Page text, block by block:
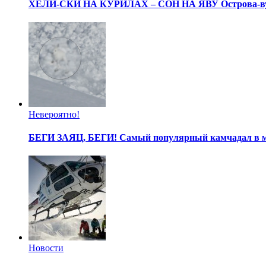
ХЕЛИ-СКИ НА КУРИЛАХ – СОН НА ЯВУ Острова-
Невероятно!
БЕГИ ЗАЯЦ, БЕГИ! Самый популярный камчадал в
Новости